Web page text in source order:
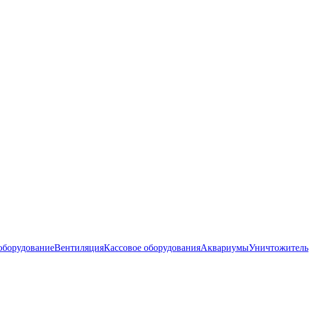
ВентиляцияКассовое оборудованияАквариумыУничтожитель